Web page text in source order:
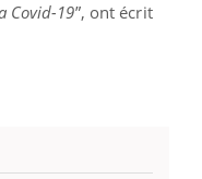
Covid-19”, ont écrit